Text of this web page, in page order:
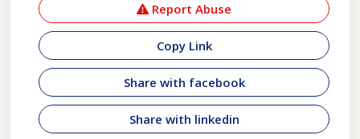
Report Abuse
Copy Link
Share with facebook
Share with linkedin